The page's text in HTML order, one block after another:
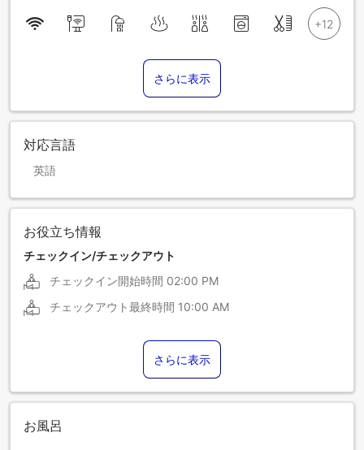
さらに表示
対応言語
英語
お役立ち情報
チェックイン/チェックアウト
チェックイン開始時間 02:00 PM
チェックアウト最終時間 10:00 AM
さらに表示
お風呂